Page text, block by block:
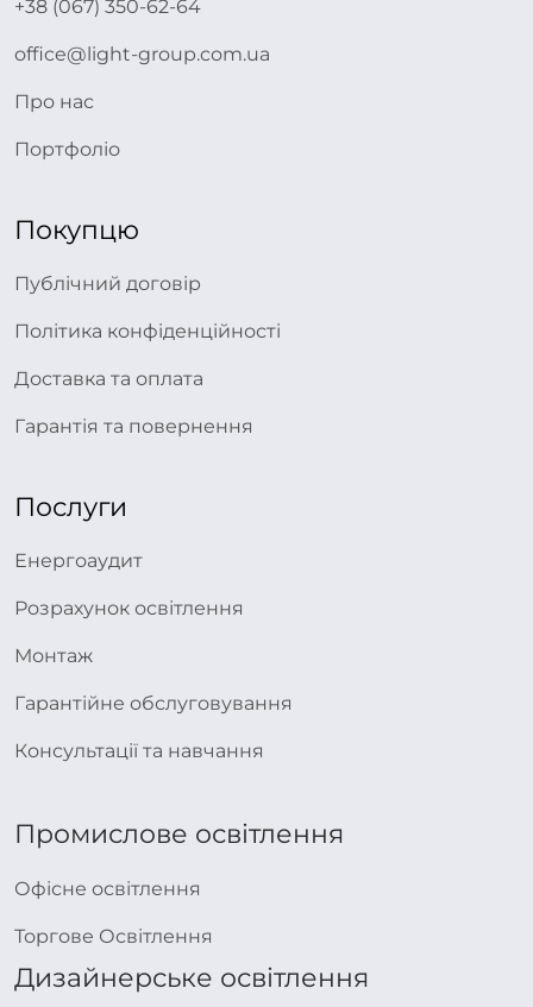
+38 (067) 350-62-64
office@light-group.com.ua
Про нас
Портфоліо
Покупцю
Публічний договір
Політика конфіденційності
Доставка та оплата
Гарантія та повернення
Послуги
Енергоаудит
Розрахунок освітлення
Монтаж
Гарантійне обслуговування
Консультації та навчання
Промислове освітлення
Офісне освітлення
Торгове Освітлення
Дизайнерське освітлення